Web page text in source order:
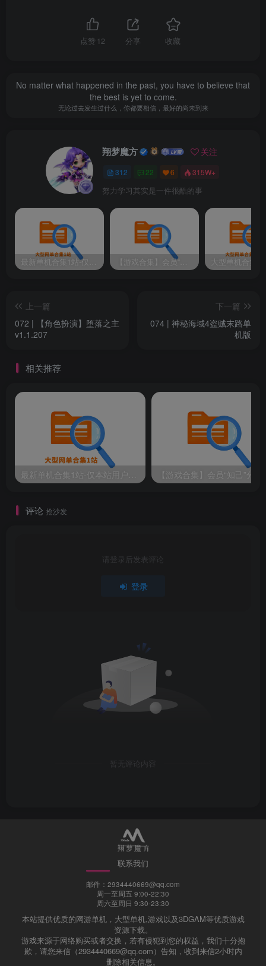
会员专享
（注：并非一定要开本站会员，你可以自己去找，游戏
仅供本站会员可免费下载，请注册并开通本站会员
请登录后查看特权
©下载资源版权归原作者所有;本站所有资源均来源于网
络,仅供学习使用,请支持正版
抖音搜索“贰玖”（抖音号：XM.CULB）点点关注，点点
抖音视频教程 西瓜视频教程
点赞 12 分享 收藏
No matter what happened in the past, you have to believe that
the best is yet to come.
无论过去发生过什么，你都要相信，最好的尚未到来
翔梦魔方 关注
312 22 6 315W+
努力学习其实是一件很酷的事
最新单机合集1站-仅本站用户可下载（直链满速下载） 【游戏合集】会员“知己”分享 1T网游单机大合集 某宝购买收集 带架设教程视频(部分免虚拟机一键端 )
上一篇
072 | 【角色扮演】堕落之主
v1.1.207
下一篇
074 | 神秘海域4盗贼末路单
机版
相关推荐
评论 抢沙发
请登录后发表评论
登录
暂无评论内容
联系我们
邮件：2934440669@qq.com
周一至周五 9:00-22:30
周六至周日 9:30-23:30
本站提供优质的网游单机，大型单机,游戏以及3DGAM等优质游戏
资源下载。
游戏来源于网络购买或者交换，若有侵犯到您的权益，我们十分抱
歉，请您来信（2934440669@qq.com）告知，收到来信2小时内
删除相关信息。